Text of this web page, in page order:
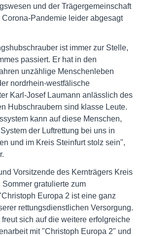
und der Trägergemeinschaft
Corona-Pandemie leider abgesagt
ist immer zur Stelle,
passiert. Er hat in den
unzählige Menschenleben
nordrhein-westfälische
Karl-Josef Laumann anlässlich des
Hubschraubern sind klasse Leute.
kann auf diese Menschen,
der Luftrettung bei uns in
und im Kreis Steinfurt stolz sein",
Vorsitzende des Kernträgers Kreis
Sommer gratulierte zum
Europa 2 ist eine ganz
rettungsdienstlichen Versorgung.
sich auf die weitere erfolgreiche
mit "Christoph Europa 2" und